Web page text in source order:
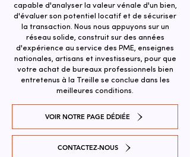
capable d'analyser la valeur vénale d'un bien,
d'évaluer son potentiel locatif et de sécuriser
la transaction. ​Nous nous appuyons sur un
réseau solide, construit sur des années
d'expérience au service des PME, enseignes
nationales, artisans et investisseurs, pour que
votre achat de bureaux professionnels bien
entretenus à la Treille se conclue dans les
meilleures conditions.
VOIR NOTRE PAGE DÉDIÉE
CONTACTEZ-NOUS